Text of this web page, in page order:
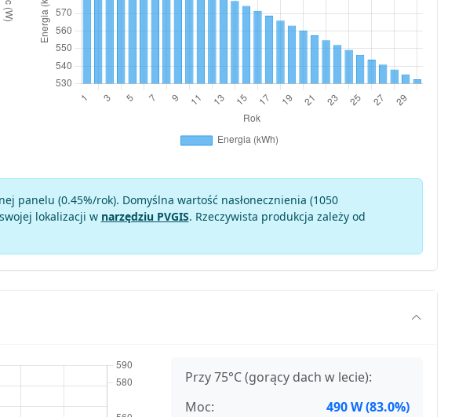
panelu (0.45%/rok). Domyślna wartość nasłonecznienia (1050
lokalizacji w narzędziu PVGIS. Rzeczywista produkcja zależy od
Przy 75°C (gorący dach w lecie):
Moc:
490 W (83.0%)